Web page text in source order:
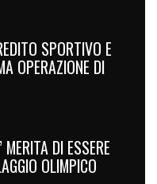
SPORTIVO E
OPERAZIONE DI
DI ESSERE
OLIMPICO